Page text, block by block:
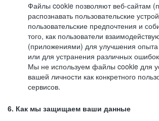
Файлы cookie позволяют веб-сайтам
распознавать пользовательские
пользовательские предпочтения и
того, как пользователи
(приложениями) для улучшения опыта
или для устранения различных
Мы не используем файлы cookie для
вашей личности как конкретного
сервисов.
6. Как мы защищаем ваши данные